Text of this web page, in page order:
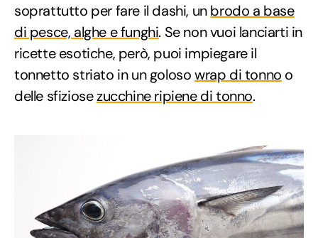
soprattutto per fare il dashi, unbrodo a base
di pesce, alghe e funghi. Se non vuoi lanciarti in
ricette esotiche, però, puoi impiegare il
tonnetto striato in un golosowrap di tonno o
delle sfiziosezucchine ripiene di tonno.